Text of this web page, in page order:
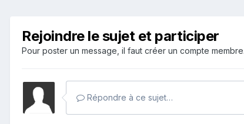
Rejoindre le sujet et participer
Pour poster un message, il faut créer un compte
Répondre à ce sujet…